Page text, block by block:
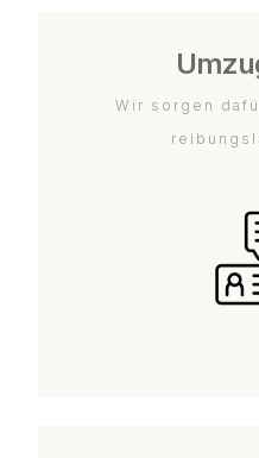
Wir sorgen